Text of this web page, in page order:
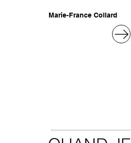
Marie-France Collard